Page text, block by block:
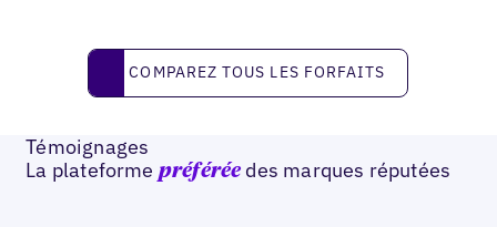
Comparez tous les forfaits
COMPAREZ TOUS LES FORFAITS
Témoignages
La plateforme préférée des marques réputées